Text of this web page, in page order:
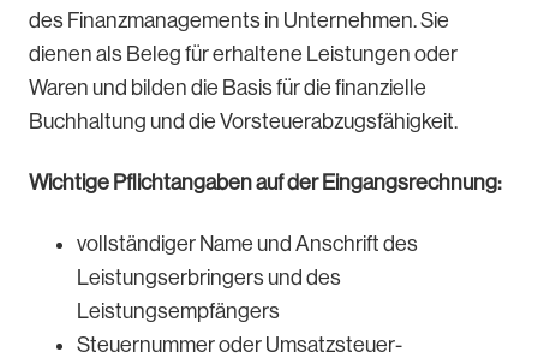
des Finanzmanagements in Unternehmen. Sie
dienen als Beleg für erhaltene Leistungen oder
Waren und bilden die Basis für die finanzielle
Buchhaltung und die Vorsteuerabzugsfähigkeit.
Wichtige Pflichtangaben auf der Eingangsrechnung:
vollständiger Name und Anschrift des
Leistungserbringers und des
Leistungsempfängers
Steuernummer oder Umsatzsteuer-